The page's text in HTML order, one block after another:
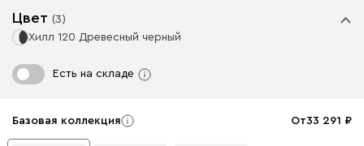
Цвет (3)
Хилл 120 Древесный черный
Есть на складе
Базовая коллекция От33 291